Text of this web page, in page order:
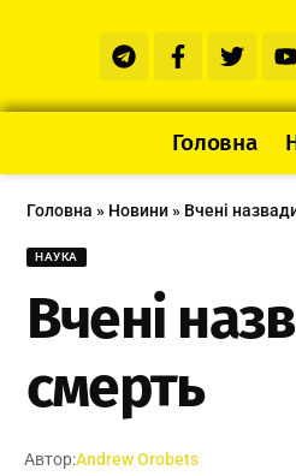
Головна
Головна » Новини» Вчені
НАУКА
Вчені
смерть
Автор:Andrew Orobets